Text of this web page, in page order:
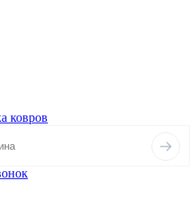
ковров